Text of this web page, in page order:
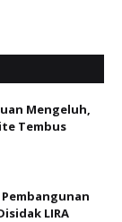
Mengeluh,
Tembus
LIRA